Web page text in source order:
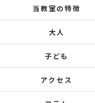
当教室の特徴
大人
子ども
アクセス